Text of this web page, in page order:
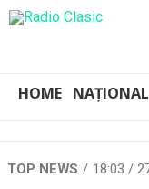
HOME NAȚIONAL
TOP NEWS 18:03 /